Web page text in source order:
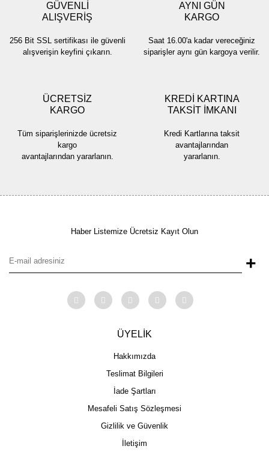
GÜVENLİ
ALIŞVERİŞ
256 Bit SSL sertifikası ile güvenli
alışverişin keyfini çıkarın.
AYNI GÜN
KARGO
Saat 16.00'a kadar vereceğiniz
siparişler aynı gün kargoya verilir.
ÜCRETSİZ
KARGO
Tüm siparişlerinizde ücretsiz
kargo
avantajlarından yararlanın.
KREDİ KARTINA
TAKSİT İMKANI
Kredi Kartlarına taksit
avantajlarından
yararlanın.
Haber Listemize Ücretsiz Kayıt Olun
+
ÜYELİK
Hakkımızda
Teslimat Bilgileri
İade Şartları
Mesafeli Satış Sözleşmesi
Gizlilik ve Güvenlik
İletişim